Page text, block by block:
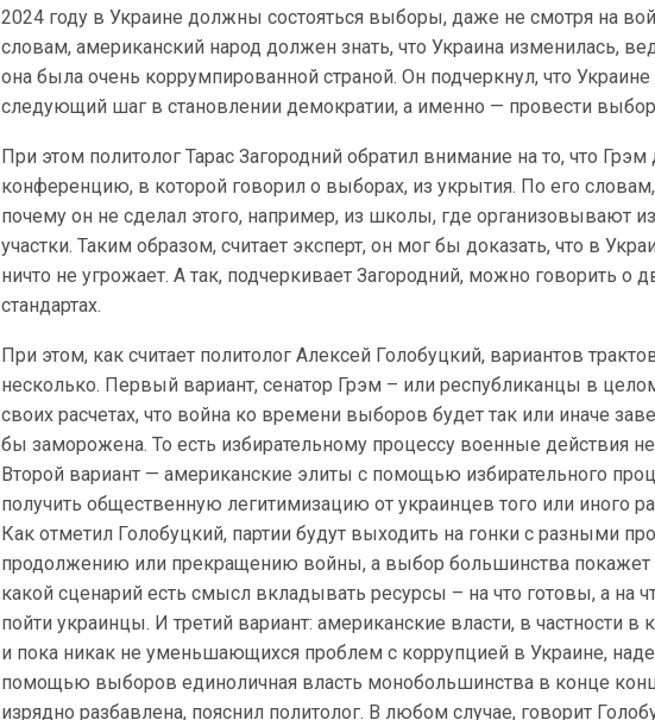
2024 году в Украине должны состояться выборы, даже не смотря на
словам, американский народ должен знать, что Украина изменилась,
она была очень коррумпированной страной. Он подчеркнул, что Украине
следующий шаг в становлении демократии, а именно — провести
При этом политолог Тарас Загородний обратил внимание на то, что Грэм
конференцию, в которой говорил о выборах, из укрытия. По его
почему он не сделал этого, например, из школы, где организовывают
участки. Таким образом, считает эксперт, он мог бы доказать, что в
ничто не угрожает. А так, подчеркивает Загородний, можно говорить о
стандартах.
При этом, как считает политолог Алексей Голобуцкий, вариантов
несколько. Первый вариант, сенатор Грэм – или республиканцы в
своих расчетах, что война ко времени выборов будет так или иначе
бы заморожена. То есть избирательному процессу военные действия
Второй вариант — американские элиты с помощью избирательного
получить общественную легитимизацию от украинцев того или иного
Как отметил Голобуцкий, партии будут выходить на гонки с разными
продолжению или прекращению войны, а выбор большинства покажет
какой сценарий есть смысл вкладывать ресурсы – на что готовы, а на
пойти украинцы. И третий вариант: американские власти, в частности в
и пока никак не уменьшающихся проблем с коррупцией в Украине,
помощью выборов единоличная власть монобольшинства в конце
изрядно разбавлена, пояснил политолог. В любом случае, говорит